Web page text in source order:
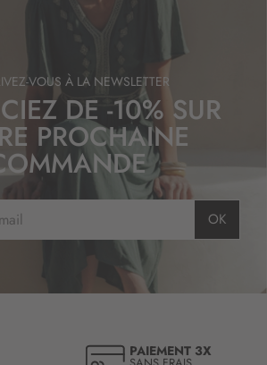
VOUS À LA NEWSLETTER
DE -10% SUR
PROCHAINE
OK
PAIEMENT 3X